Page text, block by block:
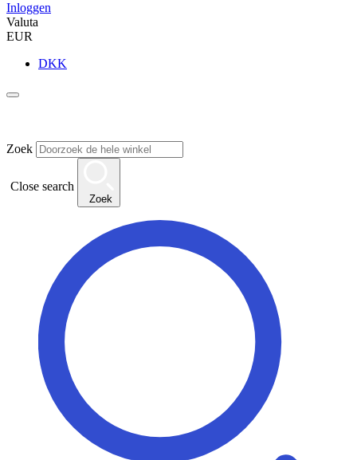
Inloggen
Valuta
EUR
DKK
Zoek
Close search
Zoek